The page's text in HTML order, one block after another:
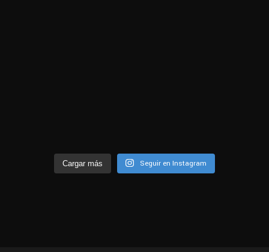
Cargar más Seguir en Instagram